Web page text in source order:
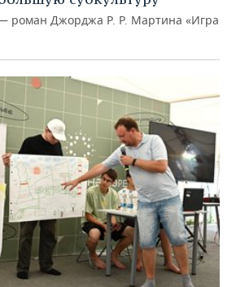
роман Джорджа Р. Р. Мартина «Игра